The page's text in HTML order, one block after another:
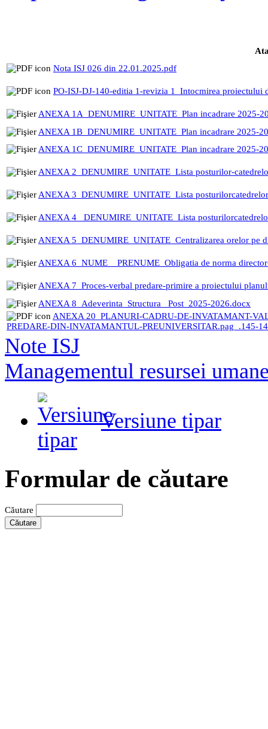
Nota ISJ 026 din 22.01.2025.pdf
PO-ISJ-DJ-140-editia 1-revizia 1_Intocmirea proiectului
ANEXA 1A_DENUMIRE_UNITATE_Plan incadrare 2025-
ANEXA 1B_DENUMIRE_UNITATE_Plan incadrare 2025-
ANEXA 1C_DENUMIRE_UNITATE_Plan incadrare 2025-
ANEXA 2_DENUMIRE_UNITATE_Lista posturilor-
ANEXA 3_DENUMIRE_UNITATE_Lista
ANEXA 4 _DENUMIRE_UNITATE_Lista
ANEXA 5_DENUMIRE_UNITATE_Centralizarea orelor pe
ANEXA 6_NUME _ PRENUME_Obligatia de norma
ANEXA 7_Proces-verbal predare-primire a proiectului
ANEXA 8_Adeverinta_Structura_ Post_2025-2026.docx
ANEXA 20_PLANURI-CADRU-DE-INVATAMANT-
PREDARE-DIN-INVATAMANTUL-PREUNIVERSITAR.pag_.145-
Note ISJ
Managementul resursei
Versiune tipar
Formular de căutare
Căutare